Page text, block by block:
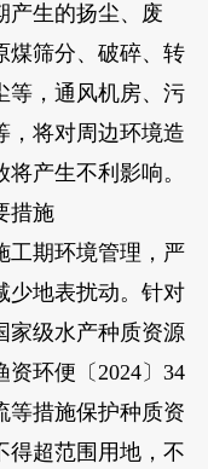
生的扬尘、废
煤筛分、破碎、转
等，通风机房、污
，将对周边环境造
产生不利影响。
措施
期环境管理，严
少地表扰动。针对
家级水产种质资源
环便〔2024〕34
等措施保护种质资
得超范围用地，不